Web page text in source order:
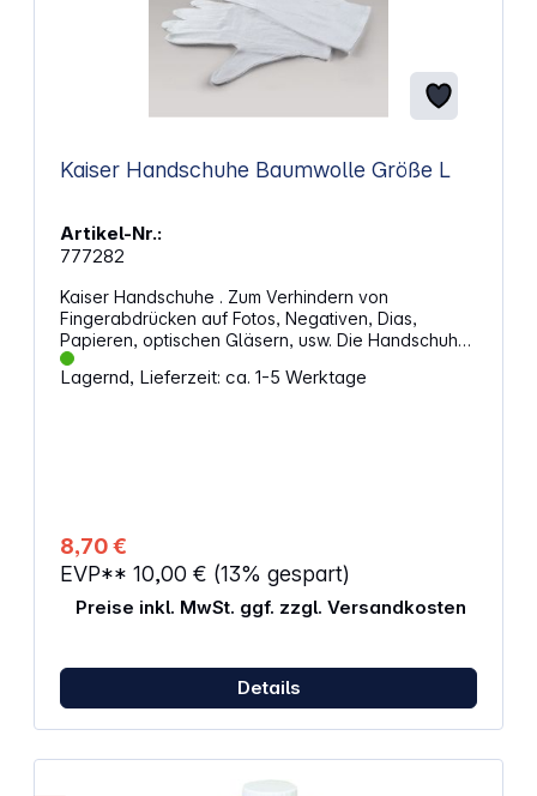
Kaiser Handschuhe Baumwolle Größe L
Artikel-Nr.:
777282
Kaiser Handschuhe . Zum Verhindern von
Fingerabdrücken auf Fotos, Negativen, Dias,
Papieren, optischen Gläsern, usw. Die Handschuhe
sind säurefrei und pflegeleicht. Eigenschaften:
Material: 100% Baumwolle Größe: L Menge: 1 Paar
Lagernd, Lieferzeit: ca. 1-5 Werktage
8,70 €
EVP** 10,00 € (13% gespart)
Preise inkl. MwSt. ggf. zzgl. Versandkosten
Details